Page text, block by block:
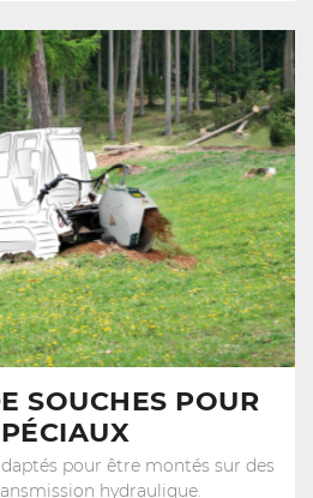
SOUCHES POUR
pour être montés sur des
hydraulique.